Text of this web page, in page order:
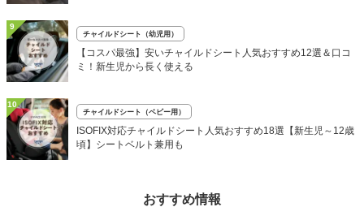
9
チャイルドシート（幼児用）
【コスパ最強】安いチャイルドシート人気おすすめ12選＆口コ
ミ！新生児から長く使える
10
チャイルドシート（ベビー用）
ISOFIX対応チャイルドシート人気おすすめ18選【新生児～12歳
頃】シートベルト兼用も
おすすめ情報